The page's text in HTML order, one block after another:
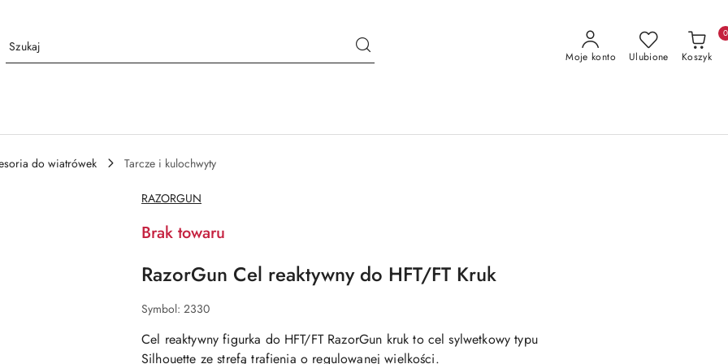
Moje konto Ulubione Koszyk
0
do wiatrówek
Tarcze i kulochwyty
NAZWA
PRODUCENTA:
RAZORGUN
Brak towaru
RazorGun Cel reaktywny do HFT/FT Kruk
Symbol: 2330
Cel reaktywny figurka do HFT/FT RazorGun kruk to cel sylwetkowy typu
Silhouette ze strefą trafienia o regulowanej wielkości.